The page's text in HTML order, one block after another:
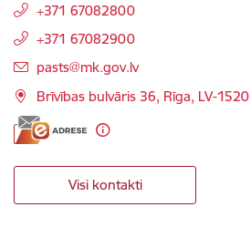
+371 67082800
+371 67082900
E-pasts:
pasts@mk.gov.lv
Brīvības bulvāris 36, Rīga, LV-1520
Visi kontakti